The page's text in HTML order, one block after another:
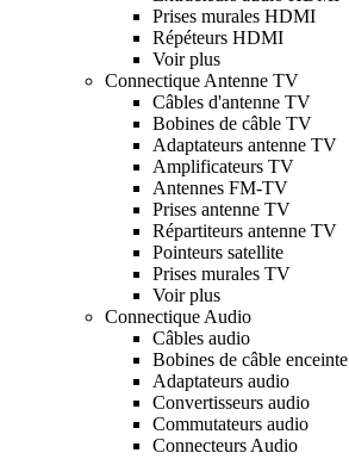
Prises murales HDMI
Répéteurs HDMI
Voir plus
Connectique Antenne TV
Câbles d'antenne TV
Bobines de câble TV
Adaptateurs antenne TV
Amplificateurs TV
Antennes FM-TV
Prises antenne TV
Répartiteurs antenne TV
Pointeurs satellite
Prises murales TV
Voir plus
Connectique Audio
Câbles audio
Bobines de câble enceinte
Adaptateurs audio
Convertisseurs audio
Commutateurs audio
Connecteurs Audio